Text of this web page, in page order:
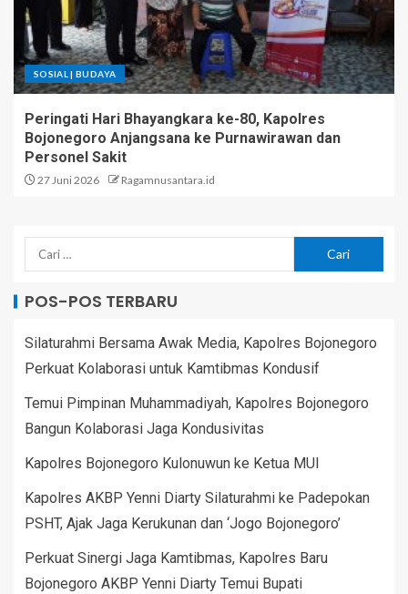
SOSIAL | BUDAYA
Peringati Hari Bhayangkara ke-80, Kapolres
Bojonegoro Anjangsana ke Purnawirawan dan
Personel Sakit
27 Juni 2026 Ragamnusantara.id
POS-POS TERBARU
Silaturahmi Bersama Awak Media, Kapolres Bojonegoro
Perkuat Kolaborasi untuk Kamtibmas Kondusif
Temui Pimpinan Muhammadiyah, Kapolres Bojonegoro
Bangun Kolaborasi Jaga Kondusivitas
Kapolres Bojonegoro Kulonuwun ke Ketua MUI
Kapolres AKBP Yenni Diarty Silaturahmi ke Padepokan
PSHT, Ajak Jaga Kerukunan dan ‘Jogo Bojonegoro’
Perkuat Sinergi Jaga Kamtibmas, Kapolres Baru
Bojonegoro AKBP Yenni Diarty Temui Bupati